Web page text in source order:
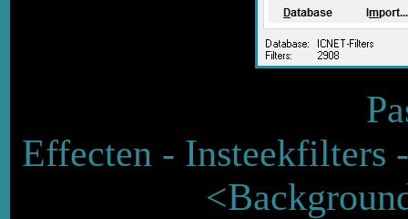
Effecten - Insteekfilters